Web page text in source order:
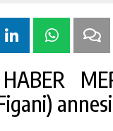
HABER